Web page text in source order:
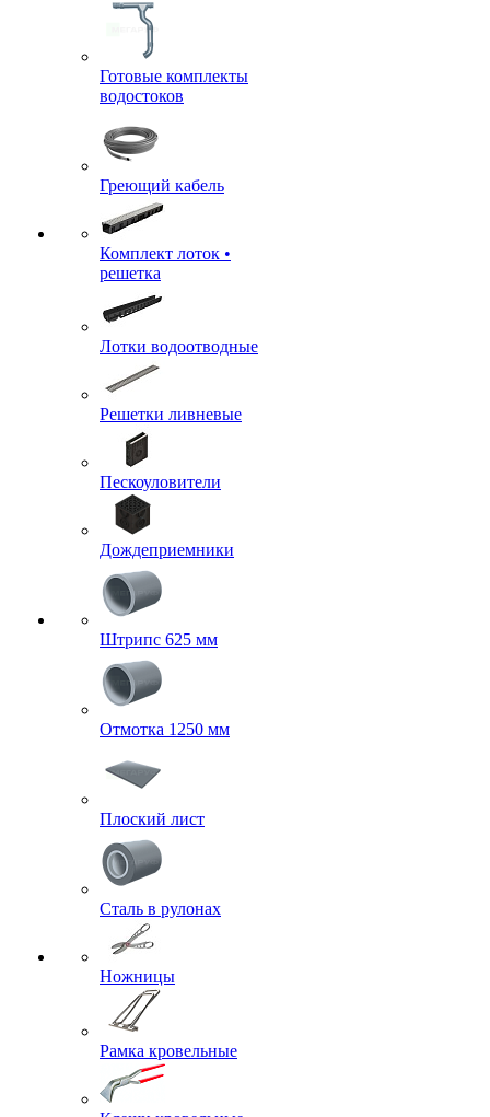
Готовые комплекты
водостоков
Греющий кабель
Комплект лоток •
решетка
Лотки водоотводные
Решетки ливневые
Пескоуловители
Дождеприемники
Штрипс 625 мм
Отмотка 1250 мм
Плоский лист
Сталь в рулонах
Ножницы
Рамка кровельные